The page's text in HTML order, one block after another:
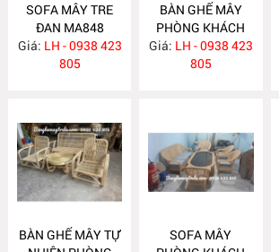
SOFA MÂY TRE
ĐAN MA848
Giá: LH - 0938 423
805
BÀN GHẾ MÂY
PHÒNG KHÁCH
MA839
Giá: LH - 0938 423
805
BÀN GHẾ MÂY TỰ
SOFA MÂY